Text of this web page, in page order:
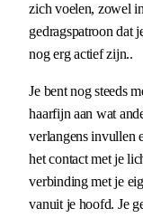
zich voelen, zowel
gedragspatroon dat
nog erg actief zijn..
Je bent nog steeds
haarfijn aan wat
verlangens invullen
het contact met je
verbinding met je
vanuit je hoofd. Je